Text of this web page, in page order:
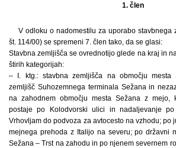
1. člen
V odloku o nadomestilu za uporabo stavbnega
št. 114/00) se spremeni 7. člen tako, da se glasi:
Stavbna zemljišča se ovrednotijo glede na kraj in
štirih kategorijah:
– I. ktg.: stavbna zemljišča na območju mesta
zemljišč Suhozemnega terminala Sežana in
na zahodnem območju mesta Sežana z mejo,
postaje po Kolodvorski ulici in nadaljevanje
Vrhovljam do podvoza za avtocesto na vzhodu; po
mejnega prehoda z Italijo na severu; po državni
Sežana – Trst na zahodu in po njenem severnem